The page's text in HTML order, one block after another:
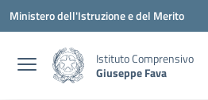
Vai ai contenuti
Vai al menu di navigazione
Vai al footer
Ministero dell'Istruzione e del Merito
Istituto Comprensivo
Giuseppe Fava